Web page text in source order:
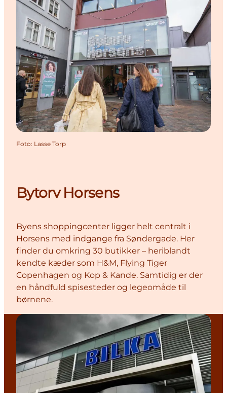
Foto: Lasse Torp
Bytorv Horsens
Byens shoppingcenter ligger helt centralt i
Horsens med indgange fra Søndergade. Her
finder du omkring 30 butikker – heriblandt
kendte kæder som H&M, Flying Tiger
Copenhagen og Kop & Kande. Samtidig er der
en håndfuld spisesteder og legeomåde til
børnene.